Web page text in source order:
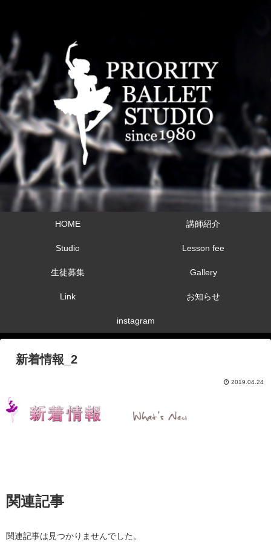
HOME 講師紹介
Studio Lesson fee
生徒募集 Gallery
Link お知らせ
instagram
新着情報_2
2019.04.24
関連記事
関連記事は見つかりませんでした。